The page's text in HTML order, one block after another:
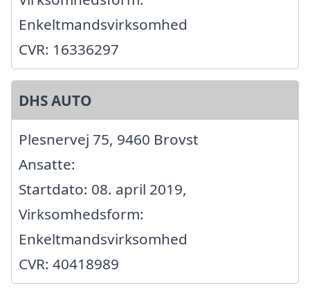
Enkeltmandsvirksomhed
CVR: 16336297
DHS AUTO
Plesnervej 75, 9460 Brovst
Ansatte:
Startdato: 08. april 2019,
Virksomhedsform:
Enkeltmandsvirksomhed
CVR: 40418989